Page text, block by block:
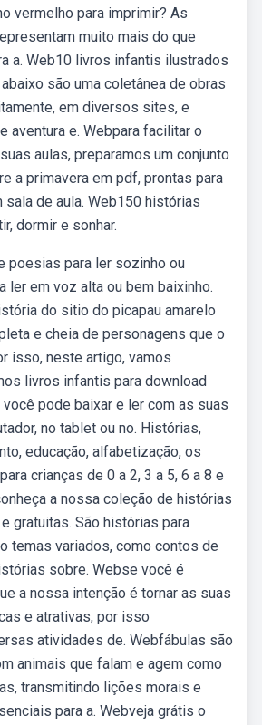
vermelho para imprimir? As
muito mais do que
a. Web10 livros infantis ilustrados
são uma coletânea de obras
em diversos sites, e
aventura e. Webpara facilitar o
aulas, preparamos um conjunto
a primavera em pdf, prontas para
sala de aula. Web150 histórias
dormir e sonhar.
poesias para ler sozinho ou
ler em voz alta ou bem baixinho.
do sitio do picapau amarelo
e cheia de personagens que o
isso, neste artigo, vamos
livros infantis para download
pode baixar e ler com as suas
no tablet ou no. Histórias,
educação, alfabetização, os
crianças de 0 a 2, 3 a 5, 6 a 8 e
a nossa coleção de histórias
gratuitas. São histórias para
temas variados, como contos de
sobre. Webse você é
a nossa intenção é tornar as suas
e atrativas, por isso
atividades de. Webfábulas são
animais que falam e agem como
transmitindo lições morais e
para a. Webveja grátis o